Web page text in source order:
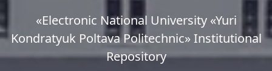
«Еlectronic National University «Yuri
Kondratyuk Poltava Politechnic» Institutional
Repository